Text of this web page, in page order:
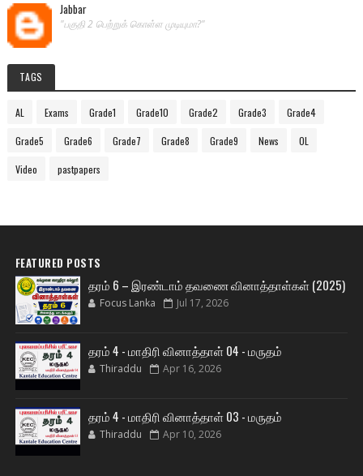
Jabbar
"பகுதி 2 பெற்றுக் கொள்ள முடியுமா?"
TAGS
AL Exams Grade1 Grade10 Grade2 Grade3 Grade4
Grade5 Grade6 Grade7 Grade8 Grade9 News OL
Video pastpapers
FEATURED POSTS
தரம் 6 – இரண்டாம் தவணை வினாத்தாள்கள் (2025)
Focus Lanka Jul 17, 2026
தரம் 4 - மாதிரி வினாத்தாள் 04 - மருதம்
Thiraddu Apr 16, 2026
தரம் 4 - மாதிரி வினாத்தாள் 03 - மருதம்
Thiraddu Apr 10, 2026